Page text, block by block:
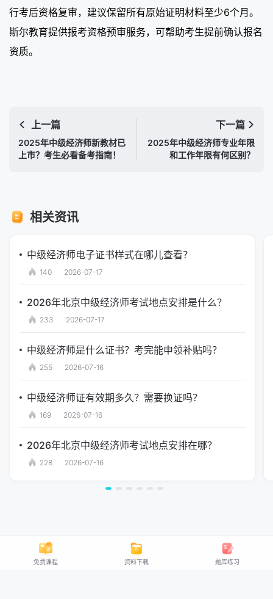
行考后资格复审，建议保留所有原始证明材料至少6个月。
斯尔教育提供报考资格预审服务，可帮助考生提前确认报名
资质。
上一篇
2025年中级经济师新教材已
上市？考生必看备考指南！
下一篇
2025年中级经济师专业年限
和工作年限有何区别？
相关资讯
中级经济师电子证书样式在哪儿查看？
140 2026-07-17
2026年北京中级经济师考试地点安排是什么？
233 2026-07-17
中级经济师是什么证书？考完能申领补贴吗？
255 2026-07-16
中级经济师证有效期多久？需要换证吗？
169 2026-07-16
2026年北京中级经济师考试地点安排在哪？
228 2026-07-16
免费课程 资料下载 题库练习